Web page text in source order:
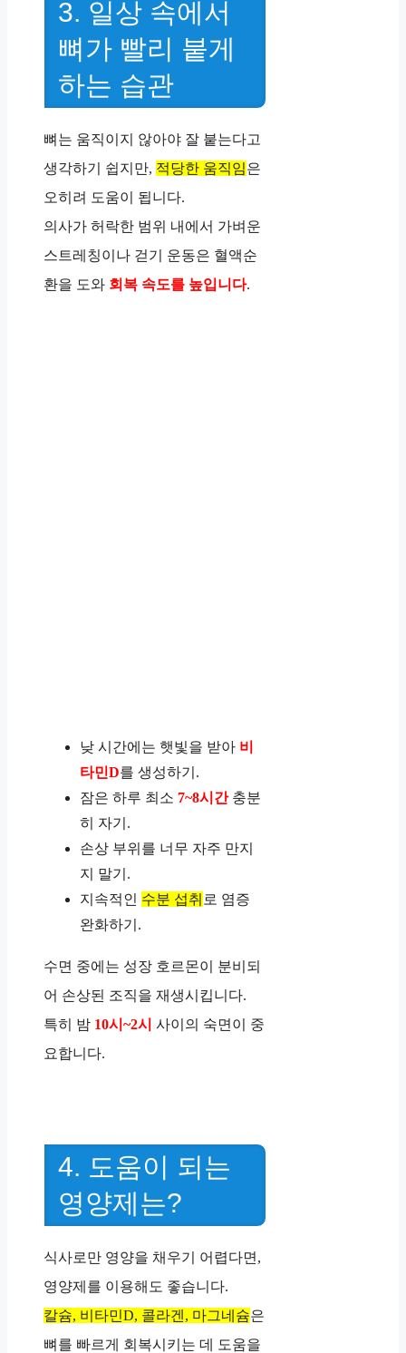
3. 일상 속에서
뼈가 빨리 붙게
하는 습관
뼈는 움직이지 않아야 잘 붙는다고
생각하기 쉽지만, 적당한 움직임은
오히려 도움이 됩니다.
의사가 허락한 범위 내에서 가벼운
스트레칭이나 걷기 운동은 혈액순
환을 도와 회복 속도를 높입니다.
낮 시간에는 햇빛을 받아 비
타민D를 생성하기.
잠은 하루 최소 7~8시간충분
히 자기.
손상 부위를 너무 자주 만지
지 말기.
지속적인 수분 섭취 로 염증
완화하기.
수면 중에는 성장 호르몬이 분비되
어 손상된 조직을 재생시킵니다.
특히 밤 10시~2시 사이의 숙면이 중
요합니다.
4. 도움이 되는
영양제는?
식사로만 영양을 채우기 어렵다면,
영양제를 이용해도 좋습니다.
칼슘, 비타민D, 콜라겐, 마그네슘은
뼈를 빠르게 회복시키는 데 도움을